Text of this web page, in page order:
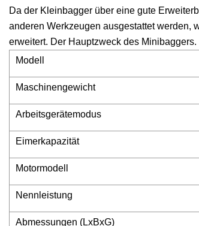
Da der Kleinbagger über eine gute
anderen Werkzeugen ausgestattet werden,
erweitert. Der Hauptzweck des Minibaggers.
Modell
Maschinengewicht
Arbeitsgerätemodus
Eimerkapazität
Motormodell
Nennleistung
Abmessungen (LxBxG)